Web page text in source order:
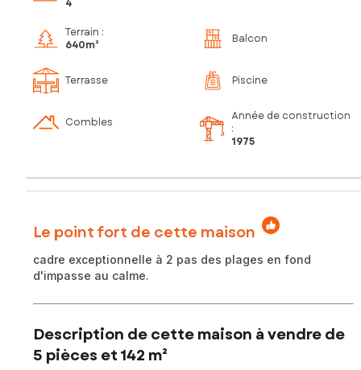
4
Terrain :
640m²
Balcon
Terrasse Piscine
Combles
Année de construction
:
1975
Le point fort de cette maison
cadre exceptionnelle à 2 pas des plages en fond
d'impasse au calme.
Description de cette maison à vendre de
5 pièces et 142 m²